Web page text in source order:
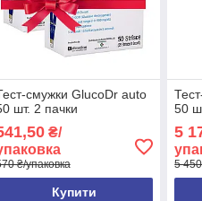
смужки GlucoDr auto
шт. 2 пачки
₴/
₴/упаковка
Купити
50
5
5